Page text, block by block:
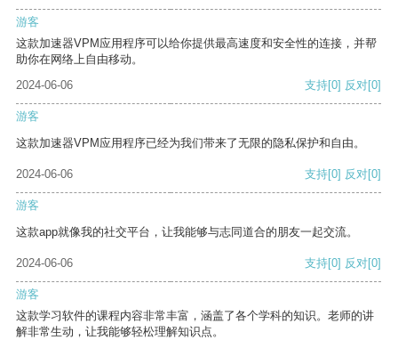
游客
这款加速器VPM应用程序可以给你提供最高速度和安全性的连接，并帮
助你在网络上自由移动。
2024-06-06
支持[0] 反对[0]
游客
这款加速器VPM应用程序已经为我们带来了无限的隐私保护和自由。
2024-06-06 支持[0] 反对[0]
游客
这款app就像我的社交平台，让我能够与志同道合的朋友一起交流。
2024-06-06 支持[0] 反对[0]
游客
这款学习软件的课程内容非常丰富，涵盖了各个学科的知识。老师的讲
解非常生动，让我能够轻松理解知识点。